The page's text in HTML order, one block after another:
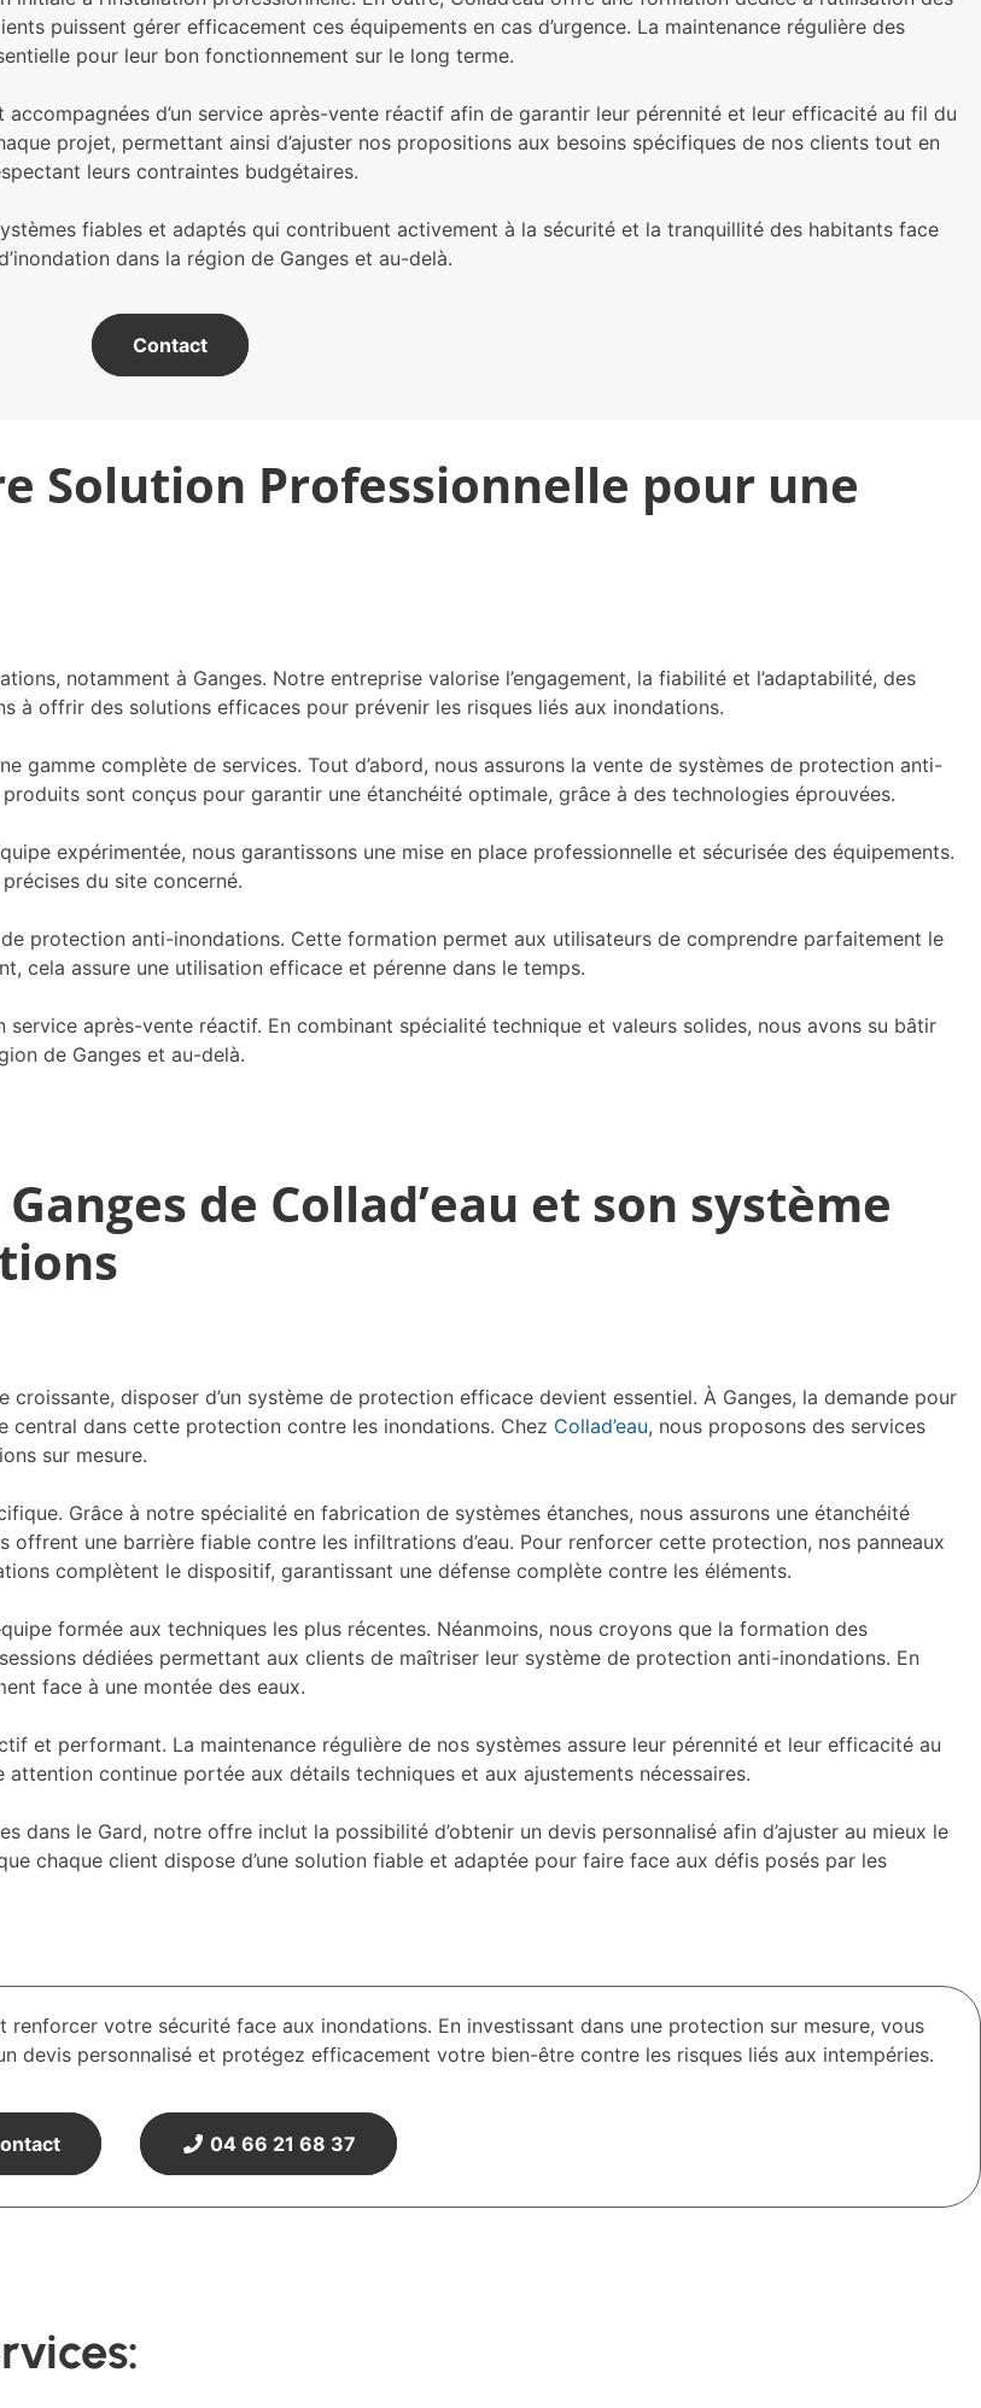
puissent gérer efficacement ces équipements en cas d’urgence. La maintenance régulière des
pour leur bon fonctionnement sur le long terme.
accompagnées d’un service après-vente réactif afin de garantir leur pérennité et leur efficacité au fil du
projet, permettant ainsi d’ajuster nos propositions aux besoins spécifiques de nos clients tout en
leurs contraintes budgétaires.
fiables et adaptés qui contribuent activement à la sécurité et la tranquillité des habitants face
dans la région de Ganges et au-delà.
Contact
Solution Professionnelle pour une
notamment à Ganges. Notre entreprise valorise l’engagement, la fiabilité et l’adaptabilité, des
à offrir des solutions efficaces pour prévenir les risques liés aux inondations.
gamme complète de services. Tout d’abord, nous assurons la vente de systèmes de protection anti-
sont conçus pour garantir une étanchéité optimale, grâce à des technologies éprouvées.
expérimentée, nous garantissons une mise en place professionnelle et sécurisée des équipements.
du site concerné.
protection anti-inondations. Cette formation permet aux utilisateurs de comprendre parfaitement le
cela assure une utilisation efficace et pérenne dans le temps.
service après-vente réactif. En combinant spécialité technique et valeurs solides, nous avons su bâtir
de Ganges et au-delà.
de Collad’eau et son système
disposer d’un système de protection efficace devient essentiel. À Ganges, la demande pour
central dans cette protection contre les inondations. Chez Collad’eau, nous proposons des services
sur mesure.
Grâce à notre spécialité en fabrication de systèmes étanches, nous assurons une étanchéité
une barrière fiable contre les infiltrations d’eau. Pour renforcer cette protection, nos panneaux
complètent le dispositif, garantissant une défense complète contre les éléments.
formée aux techniques les plus récentes. Néanmoins, nous croyons que la formation des
dédiées permettant aux clients de maîtriser leur système de protection anti-inondations. En
face à une montée des eaux.
et performant. La maintenance régulière de nos systèmes assure leur pérennité et leur efficacité au
continue portée aux détails techniques et aux ajustements nécessaires.
dans le Gard, notre offre inclut la possibilité d’obtenir un devis personnalisé afin d’ajuster au mieux le
chaque client dispose d’une solution fiable et adaptée pour faire face aux défis posés par les
renforcer votre sécurité face aux inondations. En investissant dans une protection sur mesure, vous
devis personnalisé et protégez efficacement votre bien-être contre les risques liés aux intempéries.
04 66 21 68 37